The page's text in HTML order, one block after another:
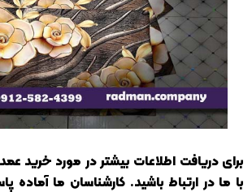
برای دریافت اطلاعات بیشتر در مورد خرید
با ما در ارتباط باشید. کارشناسان ما آماده